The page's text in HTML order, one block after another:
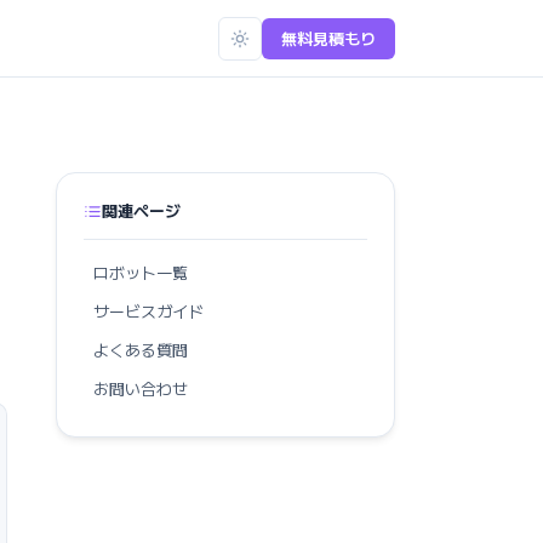
無料見積もり
関連ページ
ロボット一覧
サービスガイド
よくある質問
お問い合わせ